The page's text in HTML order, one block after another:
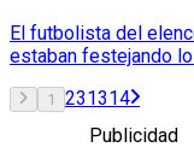
El futbolista del
estaban festejando
1 231314
Publicidad